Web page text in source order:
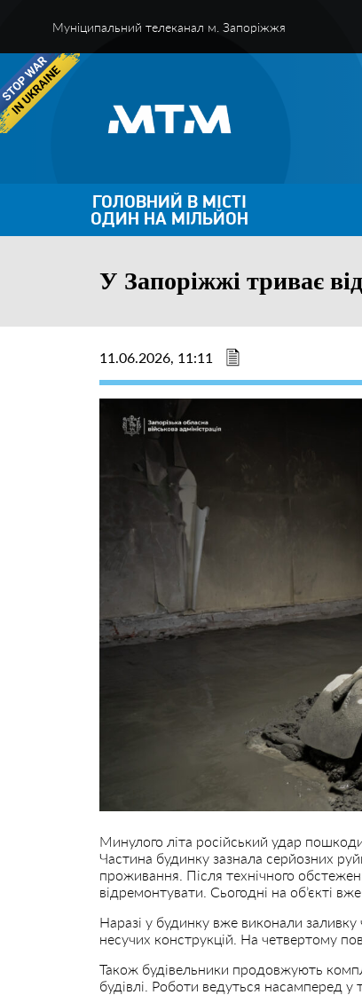
Муніципальний телеканал м. Запоріжжя
ГОЛОВНИЙ В МІСТІ
ОДИН НА МІЛЬЙОН
У Запоріжжі триває
11.06.2026, 11:11
Минулого літа російський удар
Частина будинку зазнала серйозних
проживання. Після технічного
відремонтувати. Сьогодні на об’єкті
Наразі у будинку вже виконали заливку
несучих конструкцій. На четвертому
Також будівельники продовжують
будівлі. Роботи ведуться насамперед